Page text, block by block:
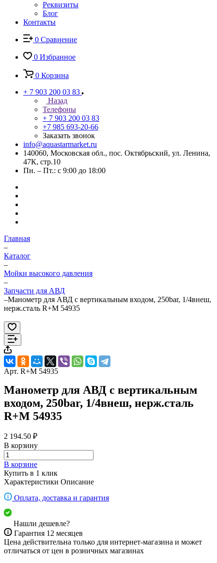
Реквизиты
Блог
Контакты
0 Сравнение
0 Избранное
0 Корзина
+ 7 903 200 03 83
Назад
Телефоны
+ 7 903 200 03 83
+7 985 693-20-66
Заказать звонок
info@aquastarmarket.ru
140060, Московская обл., пос. Октябрьский, ул. Ленина,
47К, стр.10
Пн. – Пт.: с 9:00 до 18:00
Главная
–
Каталог
–
Мойки высокого давления
–
Запчасти для АВД
–Манометр для АВД с вертикальным входом, 250bar, 1/4внеш,
нерж.сталь R+M 54935
Арт. R+M 54935
Манометр для АВД с вертикальным
входом, 250bar, 1/4внеш, нерж.сталь
R+M 54935
2 194.50 ₽
В корзину
В корзине
Купить в 1 клик
Характеристики Описание
Оплата, доставка и гарантия
Нашли дешевле?
Гарантия 12 месяцев
Цена действительна только для интернет-магазина и может
отличаться от цен в розничных магазинах